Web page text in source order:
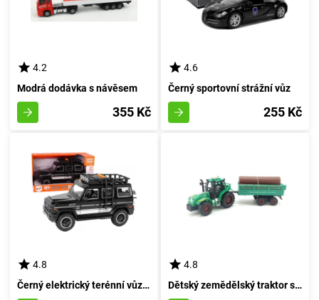
4.2
Modrá dodávka s návěsem
355 Kč
4.6
Černý sportovní strážní vůz
255 Kč
4.8
Černý elektrický terénní vůz pro děti
4.8
Dětský zemědělský traktor s přívěsem